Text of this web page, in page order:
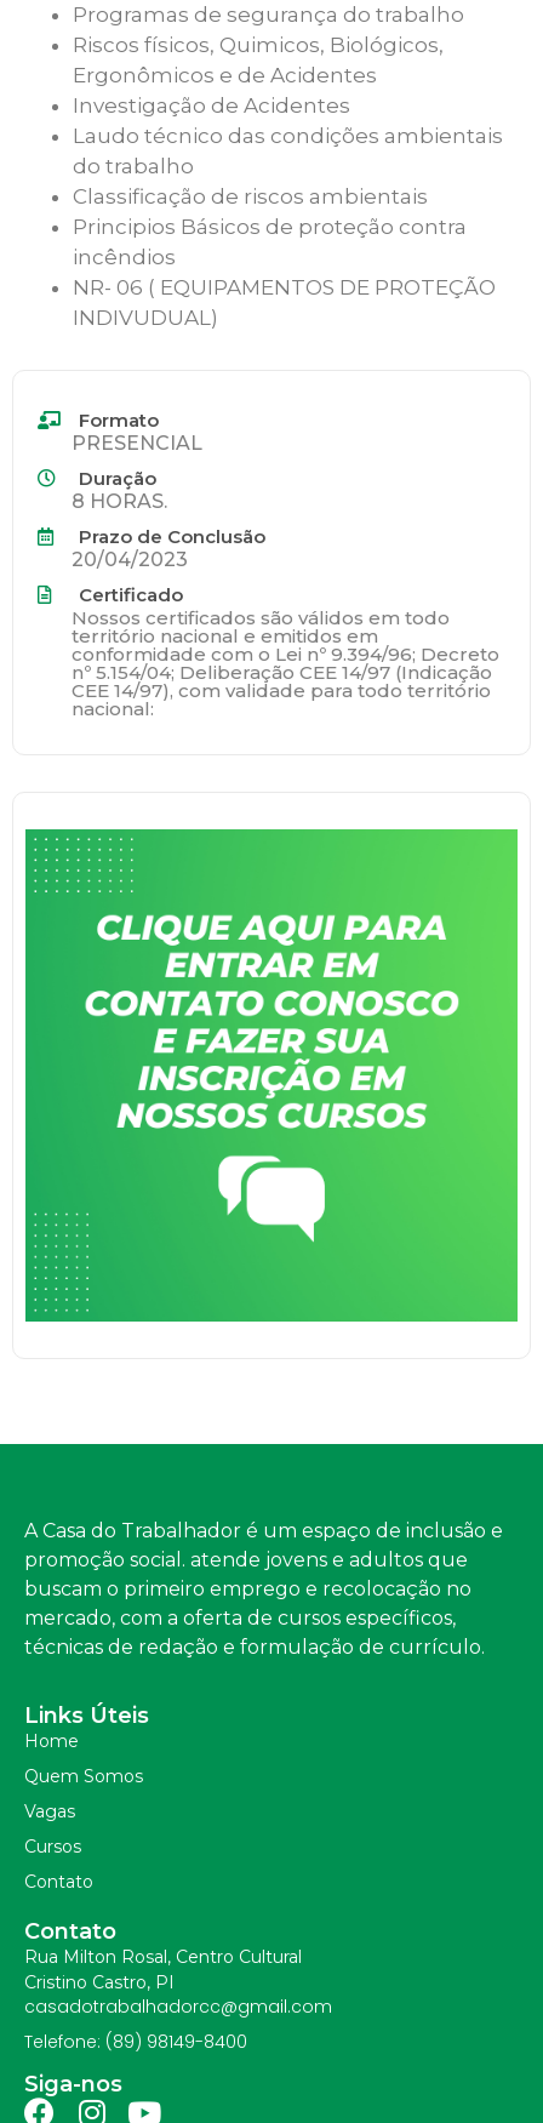
Programas de segurança do trabalho
Riscos físicos, Quimicos, Biológicos,
Ergonômicos e de Acidentes
Investigação de Acidentes
Laudo técnico das condições ambientais
do trabalho
Classificação de riscos ambientais
Principios Básicos de proteção contra
incêndios
NR- 06 ( EQUIPAMENTOS DE PROTEÇÃO
INDIVUDUAL)
Formato
PRESENCIAL
Duração
8 HORAS.
Prazo de Conclusão
20/04/2023
Certificado
Nossos certificados são válidos em todo
território nacional e emitidos em
conformidade com o Lei nº 9.394/96; Decreto
nº 5.154/04; Deliberação CEE 14/97 (Indicação
CEE 14/97), com validade para todo território
nacional:
A Casa do Trabalhador é um espaço de inclusão e
promoção social. atende jovens e adultos que
buscam o primeiro emprego e recolocação no
mercado, com a oferta de cursos específicos,
técnicas de redação e formulação de currículo.
Links Úteis
Home
Quem Somos
Vagas
Cursos
Contato
Contato
Rua Milton Rosal, Centro Cultural
Cristino Castro, PI
casadotrabalhadorcc@gmail.com
Telefone: (89) 98149-8400
Siga-nos